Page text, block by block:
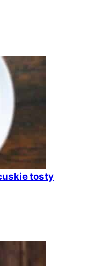
tosty